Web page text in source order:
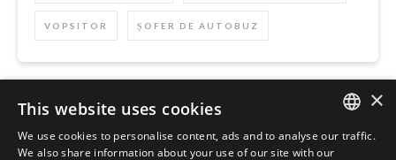
VOPSITOR ȘOFER DE AUTOBUZ
ENGLISH
×
This website uses cookies
We use cookies to personalise content, ads and to analyse our traffic.
We also share information about your use of our site with our